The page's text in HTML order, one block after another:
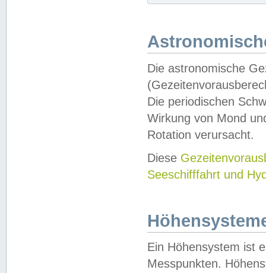
Die astronomische
Die periodischen
Wirkung von Mond
Rotation verursacht.
Diese
Seeschifffahrt und
Ein Höhensystem ist
Messpunkten.